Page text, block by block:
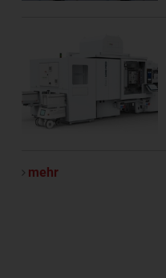
mehr